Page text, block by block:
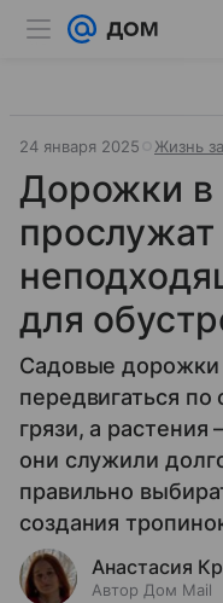
24 января 2025 Жизнь
Дорожки в
прослужат
для
Садовые дорожки
передвигаться
грязи, а
они служили
правильно
создания
Анастасия
Автор Дом Mail